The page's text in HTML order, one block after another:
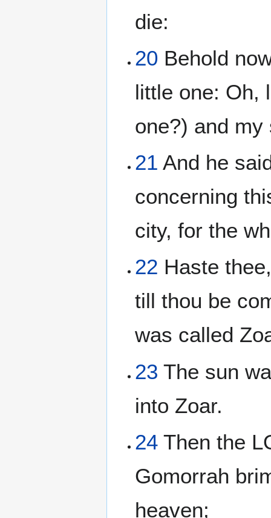
die:
20 Behold
little one: Oh,
one?) and
21 And he
concerning
city, for the
22 Haste
till thou be
was called
23 The sun
into Zoar.
24 Then the
Gomorrah
heaven;